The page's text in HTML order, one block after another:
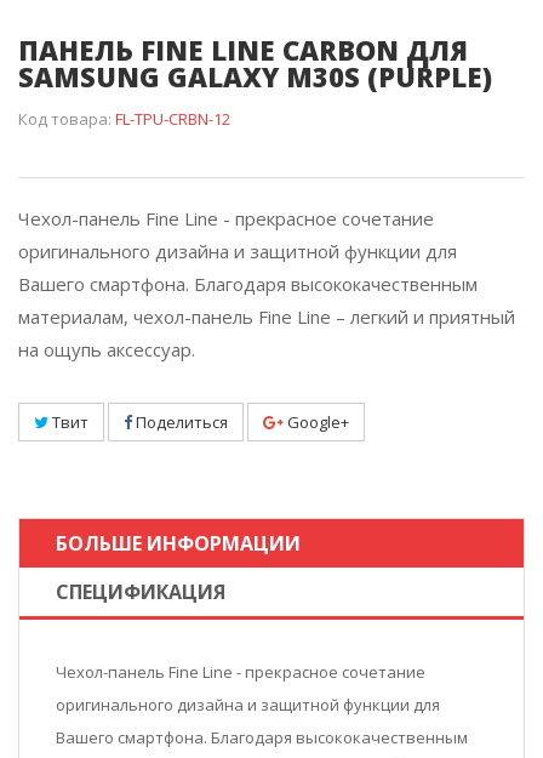
ПАНЕЛЬ FINE LINE CARBON ДЛЯ
SAMSUNG GALAXY M30S (PURPLE)
Код товара: FL-TPU-CRBN-12
Чехол-панель Fine Line - прекрасное сочетание
оригинального дизайна и защитной функции для
Вашего смартфона. Благодаря высококачественным
материалам, чехол-панель Fine Line – легкий и приятный
на ощупь аксессуар.
Твит Поделиться Google+
БОЛЬШЕ ИНФОРМАЦИИ
СПЕЦИФИКАЦИЯ
Чехол-панель Fine Line - прекрасное сочетание
оригинального дизайна и защитной функции для
Вашего смартфона. Благодаря высококачественным